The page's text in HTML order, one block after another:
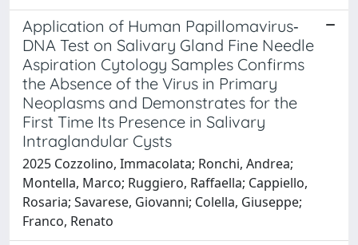
Application of Human Papillomavirus‐
DNA Test on Salivary Gland Fine Needle
Aspiration Cytology Samples Confirms
the Absence of the Virus in Primary
Neoplasms and Demonstrates for the
First Time Its Presence in Salivary
Intraglandular Cysts
2025 Cozzolino, Immacolata; Ronchi, Andrea;
Montella, Marco; Ruggiero, Raffaella; Cappiello,
Rosaria; Savarese, Giovanni; Colella, Giuseppe;
Franco, Renato